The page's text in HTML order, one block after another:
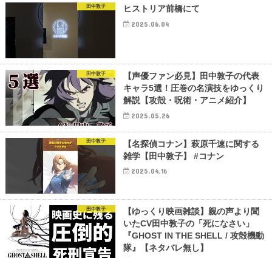
田中敦子 ヒストリア前橋にて
2025.06.04
田中敦子
【声優ファン必見】田中敦子の代表
キャラ5選！圧巻の名演技をゆっくり
解説【攻殻・呪術・アニメ紹介】
2025.05.26
田中敦子
【名探偵コナン】萩原千速に関する
雑学【田中敦子】 #コナン
2025.04.16
田中敦子
【ゆっくり映画雑談】親の声より聞
いたCV田中敦子の「死になさい」
『GHOST IN THE SHELL / 攻殻機動
隊』【ネタバレ無し】